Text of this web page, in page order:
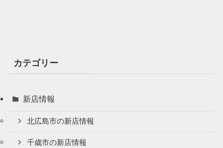
カテゴリー
新店情報
北広島市の新店情報
千歳市の新店情報